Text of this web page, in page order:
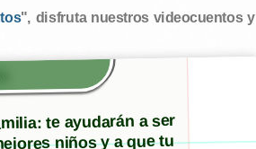
", disfruta nuestros videocuentos y
te ayudarán a ser